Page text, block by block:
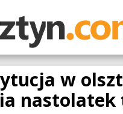
w
nastolatek